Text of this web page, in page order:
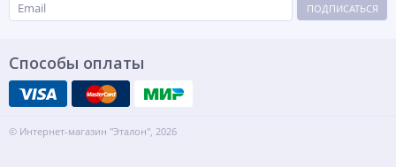
ПОДПИСАТЬСЯ
Способы оплаты
© Интернет-магазин "Эталон", 2026